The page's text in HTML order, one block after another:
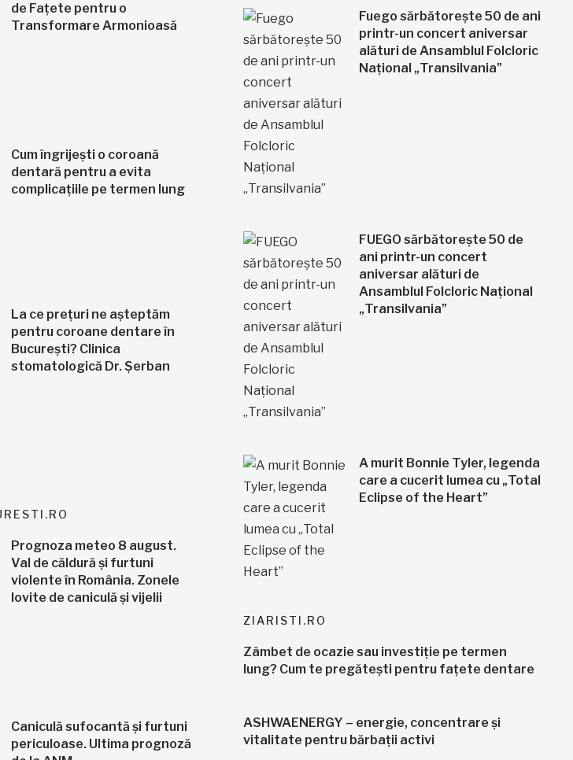
de Fațete pentru o
Transformare Armonioasă
Cum îngrijești o coroană
dentară pentru a evita
complicațiile pe termen lung
La ce prețuri ne așteptăm
pentru coroane dentare în
București? Clinica
stomatologică Dr. Șerban
Prognoza meteo 8 august.
Val de căldură și furtuni
violente în România. Zonele
lovite de caniculă și vijelii
Caniculă sufocantă și furtuni
periculoase. Ultima prognoză
Fuego sărbătorește 50 de ani
printr-un concert aniversar
alături de Ansamblul Folcloric
Național „Transilvania”
FUEGO sărbătorește 50 de
ani printr-un concert
aniversar alături de
Ansamblul Folcloric Național
„Transilvania”
A murit Bonnie Tyler, legenda
care a cucerit lumea cu „Total
Eclipse of the Heart”
ZIARISTI.RO
Zâmbet de ocazie sau investiție pe termen
lung? Cum te pregătești pentru fațete dentare
ASHWAENERGY – energie, concentrare și
vitalitate pentru bărbații activi